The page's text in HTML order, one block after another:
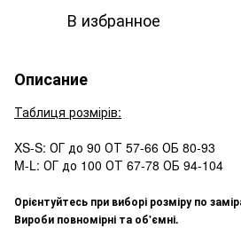
В избранное
Описание
Таблиця розмірів:
XS-S: ОГ до 90 ОТ 57-66 ОБ 80-93
M-L: ОГ до 100 ОТ 67-78 ОБ 94-104
Орієнтуйтесь при виборі розміру по
Вироби повномірні та об'ємні.